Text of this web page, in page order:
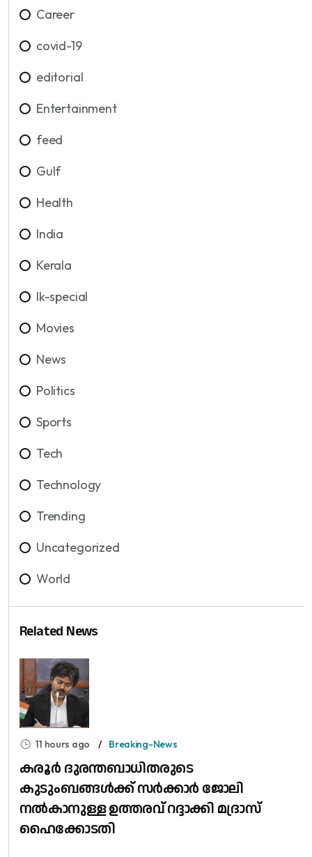
Career
covid-19
editorial
Entertainment
feed
Gulf
Health
India
Kerala
lk-special
Movies
News
Politics
Sports
Tech
Technology
Trending
Uncategorized
World
Related News
11 hours ago Breaking-News
കരൂർ ദുരന്തബാധിതരുടെ
കുടുംബങ്ങൾക്ക് സർക്കാർ ജോലി
നൽകാനുള്ള ഉത്തരവ് റദ്ദാക്കി മദ്രാസ്
ഹൈക്കോടതി